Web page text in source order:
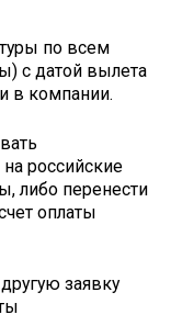
по всем
с датой вылета
в компании.
российские
либо перенести
оплаты
заявку